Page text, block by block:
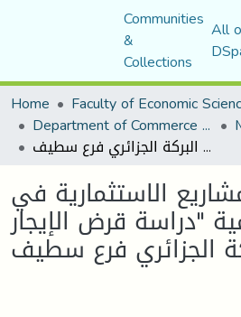
Communities
&
Collections
All
Home
Department of Commerce Science
طرق تمويل المشاريع الاستثمارية في البنوك الإسلامية "دراسة قرض الإيجار في بنك البركة الجزائري فرع سطيف"
الاستثمارية في
"دراسة قرض الإيجار